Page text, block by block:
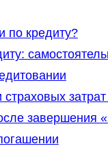
по кредиту?
завершения